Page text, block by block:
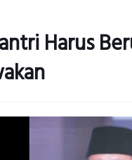
Harus